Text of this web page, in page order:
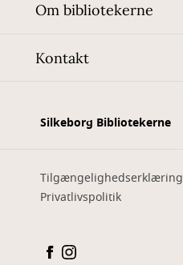
Om bibliotekerne
Kontakt
Silkeborg Bibliotekerne
Tilgængelighedserklæring
Privatlivspolitik